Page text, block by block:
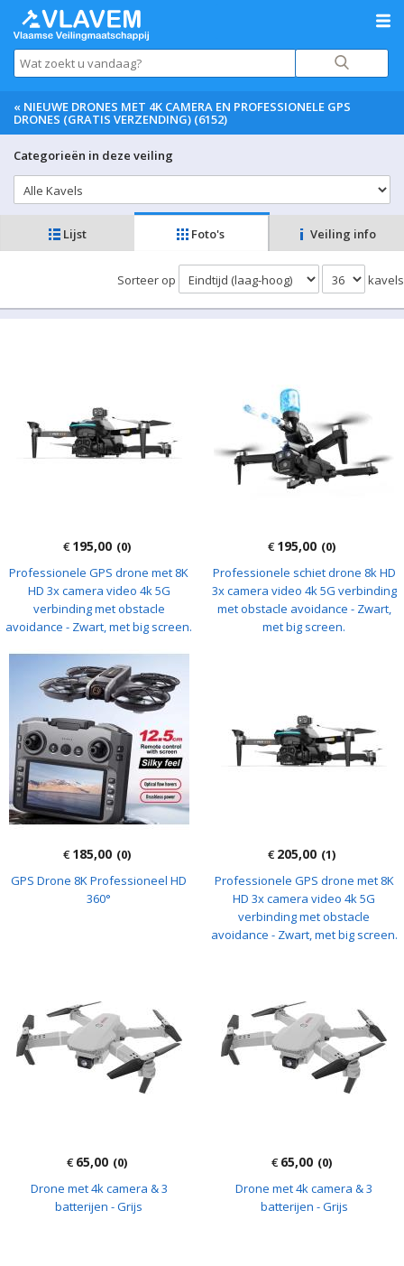
« NIEUWE DRONES MET 4K CAMERA EN PROFESSIONELE GPS
DRONES (GRATIS VERZENDING) (6152)
Categorieën in deze veiling
Lijst Foto's Veiling info
Sorteer op kavels
€195,00 (0)
Professionele GPS drone met 8K
HD 3x camera video 4k 5G
verbinding met obstacle
avoidance - Zwart, met big screen.
€195,00 (0)
Professionele schiet drone 8k HD
3x camera video 4k 5G verbinding
met obstacle avoidance - Zwart,
met big screen.
€185,00 (0)
GPS Drone 8K Professioneel HD
360°
€205,00 (1)
Professionele GPS drone met 8K
HD 3x camera video 4k 5G
verbinding met obstacle
avoidance - Zwart, met big screen.
€65,00 (0)
Drone met 4k camera & 3
batterijen - Grijs
€65,00 (0)
Drone met 4k camera & 3
batterijen - Grijs